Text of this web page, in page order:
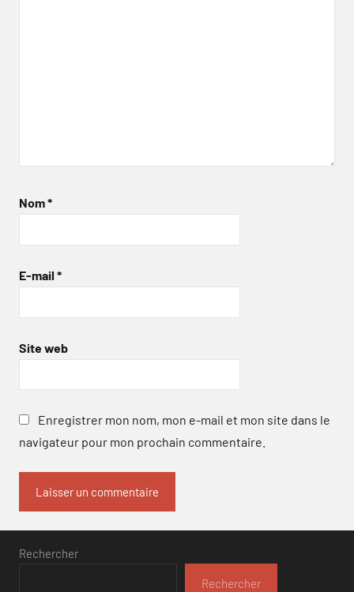
Nom*
E-mail *
Site web
Enregistrer mon nom, mon e-mail et mon site dans le
navigateur pour mon prochain commentaire.
Rechercher
Rechercher